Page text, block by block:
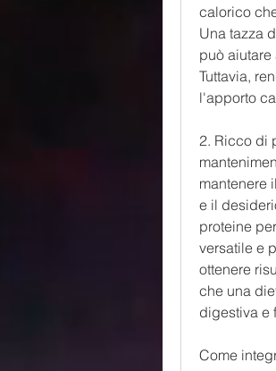
calorico
Una tazza
può
Tuttavia,
l'apporto
2. Ricco di
mantenere
e il
proteine
versatile e
ottenere
che una
digestiva e
Come